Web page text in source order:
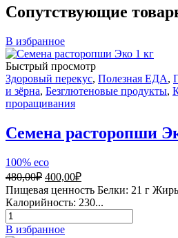
Сопутствующие
В избранное
Быстрый просмотр
Здоровый перекус, Полезная ЕДА,
и зёрна, Безглютеновые продукты,
проращивания
Семена расторопши
100% eco
480,00₽ Первоначальная
цена
составляла
480,00₽.
400,00₽Текущая
цена:
400,00₽.
Пищевая ценность Белки: 21 г
Калорийность: 230...
Количество
товара
В избранное